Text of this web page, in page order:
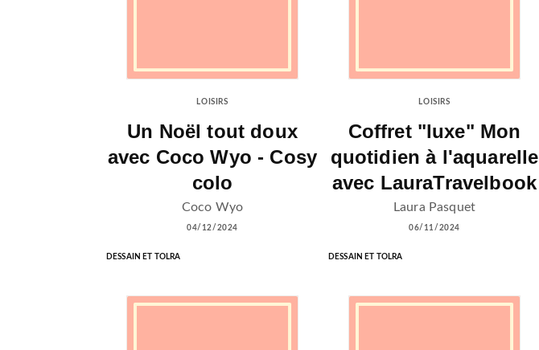
LOISIRS
Un Noël tout doux
avec Coco Wyo - Cosy
colo
Coco Wyo
04/12/2024
DESSAIN ET TOLRA
LOISIRS
Coffret "luxe" Mon
quotidien à l'aquarelle
avec LauraTravelbook
Laura Pasquet
06/11/2024
DESSAIN ET TOLRA